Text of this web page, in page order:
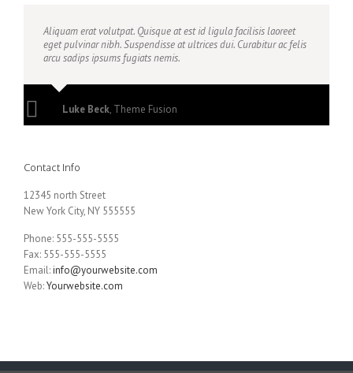
Aliquam erat volutpat. Quisque at est id ligula facilisis laoreet
eget pulvinar nibh. Suspendisse at ultrices dui. Curabitur ac felis
arcu sadips ipsums fugiats nemis.
Luke Beck, Theme Fusion
Contact Info
12345 north Street
New York City, NY 555555
Phone: 555-555-5555
Fax: 555-555-5555
Email:info@yourwebsite.com
Web:Yourwebsite.com